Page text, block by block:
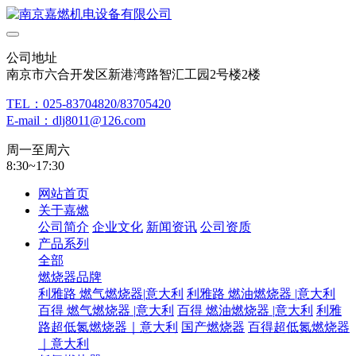
公司地址
南京市六合开发区新港湾路智汇工园2号楼2楼
TEL：025-83704820/83705420
E-mail：dlj8011@126.com
周一至周六
8:30~17:30
网站首页
关于嘉燃
公司简介 企业文化 新闻资讯 公司资质
产品系列
全部
燃烧器品牌
利雅路 燃气燃烧器|意大利 利雅路 燃油燃烧器 |意大利
百得 燃气燃烧器 |意大利 百得 燃油燃烧器 |意大利 利雅
路超低氮燃烧器｜意大利 国产燃烧器 百得超低氮燃烧器
｜意大利